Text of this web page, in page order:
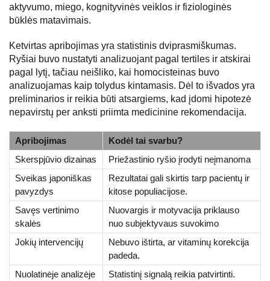
aktyvumo, miego, kognityvinės veiklos ir fiziologinės
būklės matavimais.
Ketvirtas apribojimas yra statistinis dviprasmiškumas.
Ryšiai buvo nustatyti analizuojant pagal tertiles ir atskirai
pagal lytį, tačiau neišliko, kai homocisteinas buvo
analizuojamas kaip tolydus kintamasis. Dėl to išvados yra
preliminarios ir reikia būti atsargiems, kad įdomi hipotezė
nepavirstų per anksti priimta medicinine rekomendacija.
Apribojimas
Kodėl tai svarbu?
Skerspjūvio dizainas
Priežastinio ryšio įrodyti neįmanoma
Sveikas japoniškas
pavyzdys
Rezultatai gali skirtis tarp pacientų ir
kitose populiacijose.
Savęs vertinimo
skalės
Nuovargis ir motyvacija priklauso
nuo subjektyvaus suvokimo
Jokių intervencijų
Nebuvo ištirta, ar vitaminų korekcija
padeda.
Nuolatinėje analizėje
Statistinį signalą reikia patvirtinti.